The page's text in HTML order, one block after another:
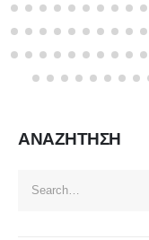
ΑΝΑΖΗΤΗΣΗ